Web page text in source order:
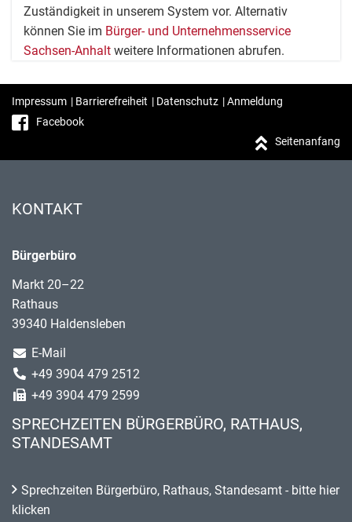
Zuständigkeit in unserem System vor. Alternativ
können Sie im Bürger- und Unternehmensservice
Sachsen-Anhalt weitere Informationen abrufen.
Impressum | Barrierefreiheit | Datenschutz |Anmeldung
Facebook
Seitenanfang
KONTAKT
Bürgerbüro
Markt 20–22
Rathaus
39340 Haldensleben
E-Mail
+49 3904 479 2512
+49 3904 479 2599
SPRECHZEITEN BÜRGERBÜRO, RATHAUS,
STANDESAMT
Sprechzeiten Bürgerbüro, Rathaus, Standesamt - bitte hier
klicken